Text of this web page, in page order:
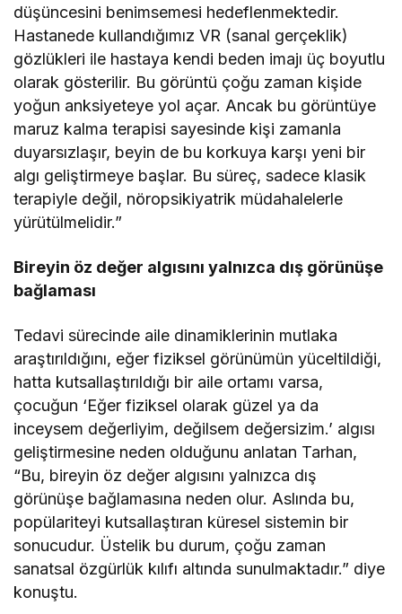
düşüncesini benimsemesi hedeflenmektedir.
Hastanede kullandığımız VR (sanal gerçeklik)
gözlükleri ile hastaya kendi beden imajı üç boyutlu
olarak gösterilir. Bu görüntü çoğu zaman kişide
yoğun anksiyeteye yol açar. Ancak bu görüntüye
maruz kalma terapisi sayesinde kişi zamanla
duyarsızlaşır, beyin de bu korkuya karşı yeni bir
algı geliştirmeye başlar. Bu süreç, sadece klasik
terapiyle değil, nöropsikiyatrik müdahalelerle
yürütülmelidir.”
Bireyin öz değer algısını yalnızca dış görünüşe
bağlaması
Tedavi sürecinde aile dinamiklerinin mutlaka
araştırıldığını, eğer fiziksel görünümün yüceltildiği,
hatta kutsallaştırıldığı bir aile ortamı varsa,
çocuğun ‘Eğer fiziksel olarak güzel ya da
inceysem değerliyim, değilsem değersizim.’ algısı
geliştirmesine neden olduğunu anlatan Tarhan,
“Bu, bireyin öz değer algısını yalnızca dış
görünüşe bağlamasına neden olur. Aslında bu,
popülariteyi kutsallaştıran küresel sistemin bir
sonucudur. Üstelik bu durum, çoğu zaman
sanatsal özgürlük kılıfı altında sunulmaktadır.” diye
konuştu.